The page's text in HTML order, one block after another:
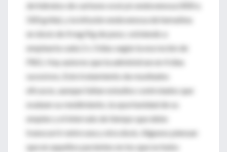
de hidratos de carbono oral y/o endovenosa (400 a
500 g/día), y la infusión endovenosa de hematina
en dosis de 4 mg/Kg de peso, volviendo a
emplearla cada 2 o 3 días según la excreción de
PBG. Hay autores que la administran en 4 días
sucesivos, Este tratamiento da resultados
eficaces, aunque faltan estudios controlados que
evaluen su rendimiento, la oportunidad de su
empleo y el intervalo de tiempo que debe
transcurrir entre una y otra dosis. Algunos piensan
que en aquellos pacientes en los que no hubo